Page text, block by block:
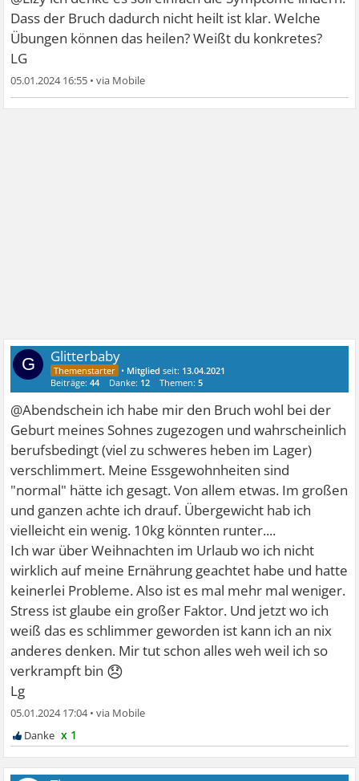
Dass der Bruch dadurch nicht heilt ist klar. Welche
Übungen können das heilen? Weißt du konkretes?
LG
05.01.2024 16:55 •
G Glitterbaby
• Mitglied seit: 13.04.2021
Beiträge:44 Danke: 12 Themen:5
@Abendschein ich habe mir den Bruch wohl bei der
Geburt meines Sohnes zugezogen und wahrscheinlich
berufsbedingt (viel zu schweres heben im Lager)
verschlimmert. Meine Essgewohnheiten sind
"normal" hätte ich gesagt. Von allem etwas. Im großen
und ganzen achte ich drauf. Übergewicht hab ich
vielleicht ein wenig. 10kg könnten runter....
Ich war über Weihnachten im Urlaub wo ich nicht
wirklich auf meine Ernährung geachtet habe und hatte
keinerlei Probleme. Also ist es mal mehr mal weniger.
Stress ist glaube ein großer Faktor. Und jetzt wo ich
weiß das es schlimmer geworden ist kann ich an nix
anderes denken. Mir tut schon alles weh weil ich so
verkrampft bin 😞
Lg
05.01.2024 17:04•
x 1